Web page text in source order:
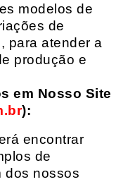
modelos de
de
para atender a
produção e
em Nosso Site
):
encontrar
de
dos nossos